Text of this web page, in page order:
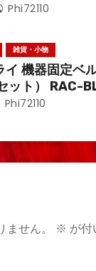
Phi72110
雑貨・小物
イ 機器固定ベ
ット） RAC-
Phi72110
せん。 ※ が付